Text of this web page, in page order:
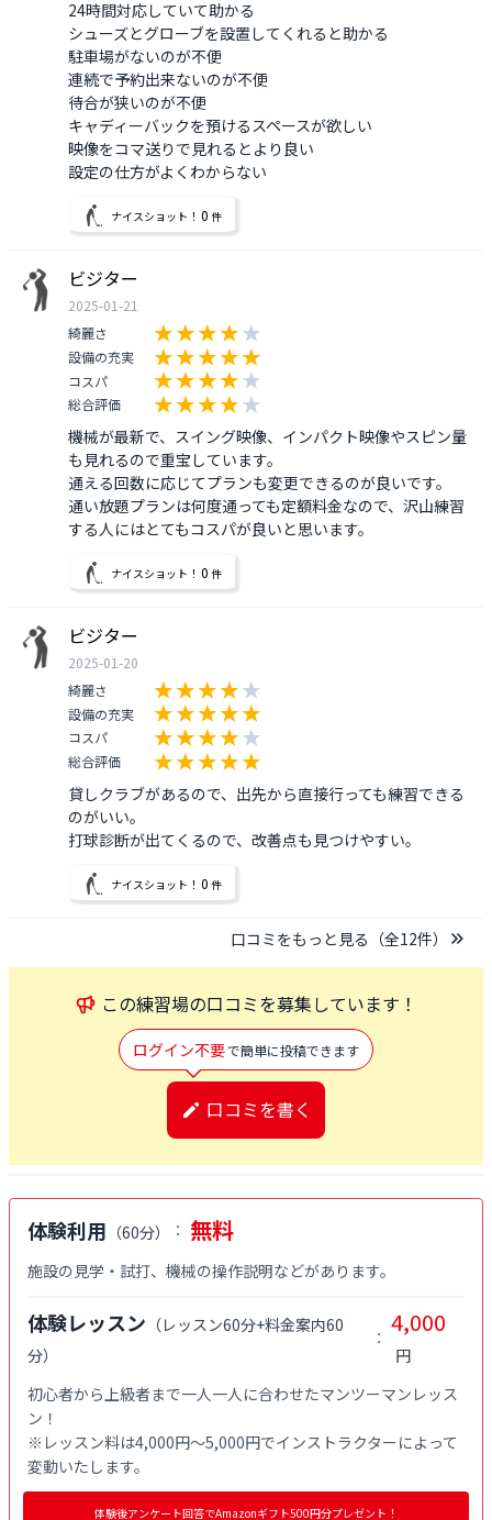
24時間対応していて助かる
シューズとグローブを設置してくれると助かる
駐車場がないのが不便
連続で予約出来ないのが不便
待合が狭いのが不便
キャディーバックを預けるスペースが欲しい
映像をコマ送りで見れるとより良い
ナイスショット！ 0 件
ビジター
2025-01-21
綺麗さ
設備の充実
コスパ
総合評価
機械が最新で、スイング映像、インパクト映像やスピン量
も見れるので重宝しています。
通える回数に応じてプランも変更できるのが良いです。
通い放題プランは何度通っても定額料金なので、沢山練習
する人にはとてもコスパが良いと思います。
ナイスショット！ 0 件
ビジター
2025-01-20
綺麗さ
設備の充実
コスパ
総合評価
貸しクラブがあるので、出先から直接行っても練習できる
のがいい。
打球診断が出てくるので、改善点も見つけやすい。
ナイスショット！ 0 件
口コミをもっと見る（全12件）
この練習場の口コミを募集しています！
ログイン不要で簡単に投稿できます
口コミを書く
体験利用 （60分） ： 無料
施設の見学・試打、機械の操作説明などがあります。
体験レッスン （レッスン60分+料金案内60
分）
： 4,000
円
初心者から上級者まで一人一人に合わせたマンツーマンレッス
ン！
※レッスン料は4,000円〜5,000円でインストラクターによって
変動いたします。
体験後アンケート回答でAmazonギフト500円分プレゼント！